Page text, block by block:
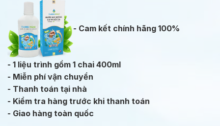
- Cam kết chính hãng 100%
- 1 liệu trình gồm 1 chai 400ml
- Miễn phí vận chuyển
- Thanh toán tại nhà
- Kiểm tra hàng trước khi thanh toán
- Giao hàng toàn quốc